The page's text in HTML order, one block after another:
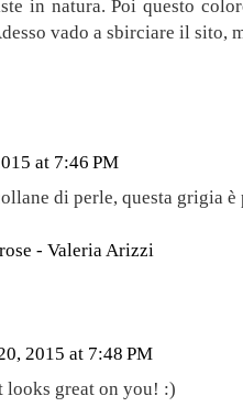
in natura. Poi questo
vado a sbirciare il sito,
at 7:46 PM
di perle, questa grigia
- Valeria Arizzi
2015 at 7:48 PM
looks great on you! :)